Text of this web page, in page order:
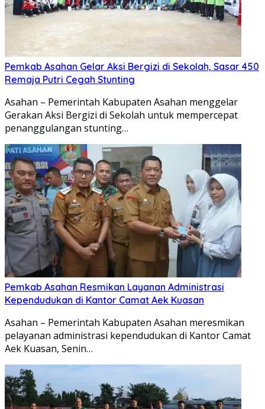
Pemkab Asahan Gelar Aksi Bergizi di Sekolah, Sasar 450
Remaja Putri Cegah Stunting
Asahan – Pemerintah Kabupaten Asahan menggelar
Gerakan Aksi Bergizi di Sekolah untuk mempercepat
penanggulangan stunting…
Pemkab Asahan Resmikan Layanan Administrasi
Kependudukan di Kantor Camat Aek Kuasan
Asahan – Pemerintah Kabupaten Asahan meresmikan
pelayanan administrasi kependudukan di Kantor Camat
Aek Kuasan, Senin…